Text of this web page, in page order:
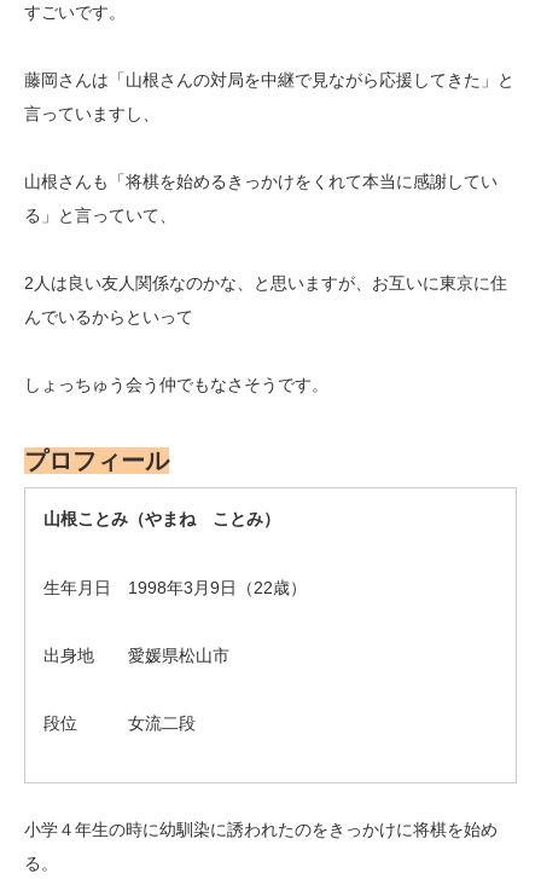
すごいです。
藤岡さんは「山根さんの対局を中継で見ながら応援してきた」と
言っていますし、
山根さんも「将棋を始めるきっかけをくれて本当に感謝してい
る」と言っていて、
2人は良い友人関係なのかな、と思いますが、お互いに東京に住
んでいるからといって
しょっちゅう会う仲でもなさそうです。
プロフィール
山根ことみ（やまね ことみ）
生年月日 1998年3月9日（22歳）
出身地 愛媛県松山市
段位 女流二段
小学４年生の時に幼馴染に誘われたのをきっかけに将棋を始め
る。